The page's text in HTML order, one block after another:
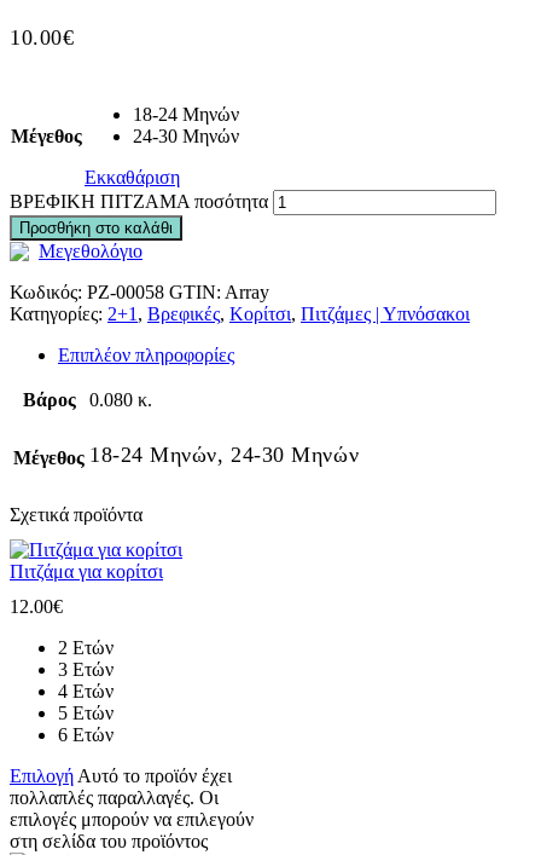
10.00€
Μέγεθος
18-24 Μηνών
24-30 Μηνών
Εκκαθάριση
ΒΡΕΦΙΚΗ ΠΙΤΖΑΜΑ ποσότητα
Προσθήκη στο καλάθι
Μεγεθολόγιο
Κωδικός: PZ-00058 GTIN: Array
Κατηγορίες: 2+1 , Βρεφικές, Κορίτσι, Πιτζάμες | Υπνόσακοι
Επιπλέον πληροφορίες
Βάρος 0.080 κ.
Μέγεθος 18-24 Μηνών, 24-30 Μηνών
Σχετικά προϊόντα
Πιτζάμα για κορίτσι
12.00€
2 Ετών
3 Ετών
4 Ετών
5 Ετών
6 Ετών
Επιλογή Αυτό το προϊόν έχει
πολλαπλές παραλλαγές. Οι
επιλογές μπορούν να επιλεγούν
στη σελίδα του προϊόντος